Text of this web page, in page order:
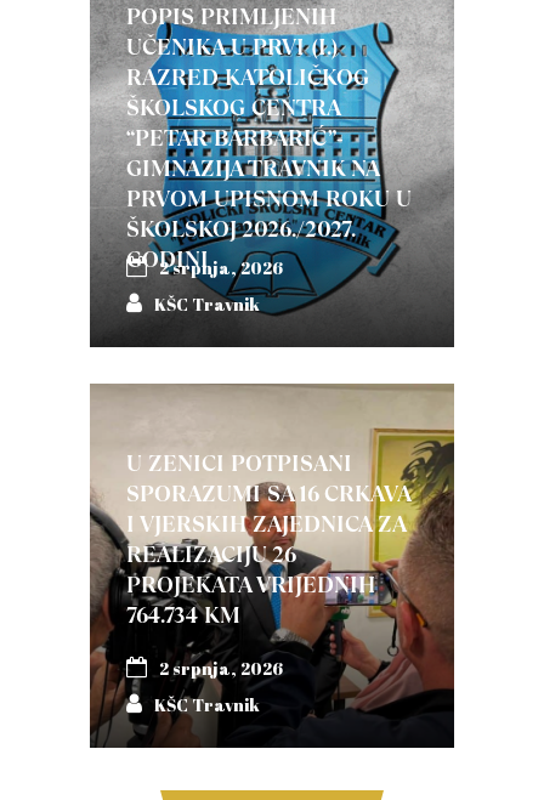
POPIS PRIMLJENIH
UČENIKA U PRVI (I.)
RAZRED KATOLIČKOG
ŠKOLSKOG CENTRA
“PETAR BARBARIĆ”-
GIMNAZIJA TRAVNIK NA
PRVOM UPISNOM ROKU U
ŠKOLSKOJ 2026./2027.
GODINI
2 srpnja, 2026
KŠC Travnik
U ZENICI POTPISANI
SPORAZUMI SA 16 CRKAVA
I VJERSKIH ZAJEDNICA ZA
REALIZACIJU 26
PROJEKATA VRIJEDNIH
764.734 KM
2 srpnja, 2026
KŠC Travnik